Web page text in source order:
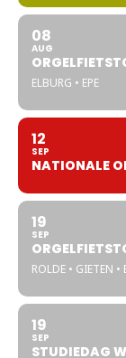
08
AUG
ELBURG • EPE
12
SEP
NATIONALE
19
SEP
ROLDE • GIETEN •
19
SEP
STUDIEDAG